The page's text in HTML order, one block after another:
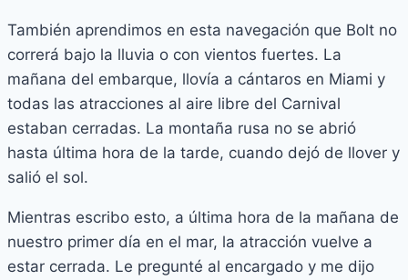
También aprendimos en esta navegación que Bolt no
correrá bajo la lluvia o con vientos fuertes. La
mañana del embarque, llovía a cántaros en Miami y
todas las atracciones al aire libre del Carnival
estaban cerradas. La montaña rusa no se abrió
hasta última hora de la tarde, cuando dejó de llover y
salió el sol.
Mientras escribo esto, a última hora de la mañana de
nuestro primer día en el mar, la atracción vuelve a
estar cerrada. Le pregunté al encargado y me dijo